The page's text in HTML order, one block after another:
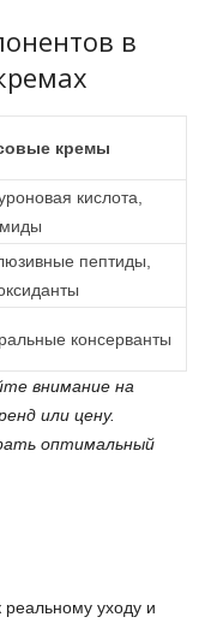
в
кремы
кислота,
пептиды,
консерванты
внимание на
или цену.
оптимальный
уходу и